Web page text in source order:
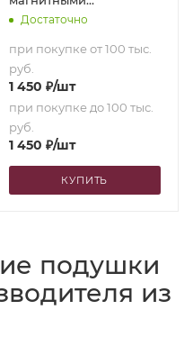
аппликаторами и
(белая) (50х70)
Достаточно
при покупке от 100 тыс.
руб.
1 450 ₽/шт
при покупке до 100 тыс.
руб.
1 450 ₽/шт
КУПИТЬ
подушки
из